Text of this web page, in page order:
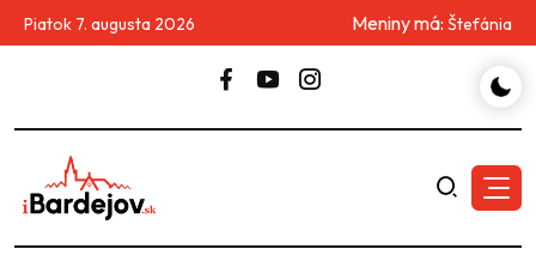
Piatok 7. augusta 2026 Meniny má: Štefánia